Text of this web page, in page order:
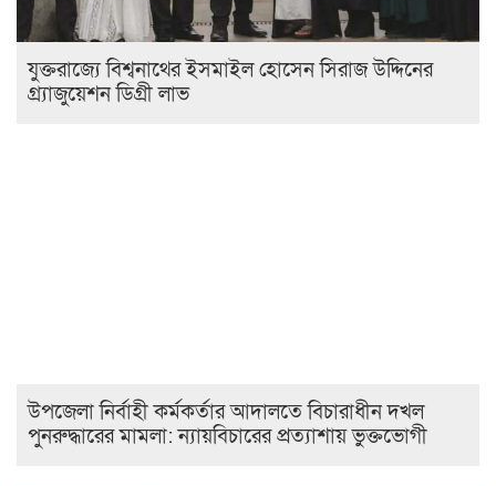
যুক্তরাজ্যে বিশ্বনাথের ইসমাইল হোসেন সিরাজ উদ্দিনের
গ্র্যাজুয়েশন ডিগ্রী লাভ
উপজেলা নির্বাহী কর্মকর্তার আদালতে বিচারাধীন দখল
পুনরুদ্ধারের মামলা: ন্যায়বিচারের প্রত্যাশায় ভুক্তভোগী